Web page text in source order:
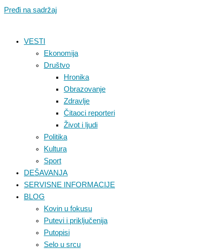
Pređi na sadržaj
VESTI
Ekonomija
Društvo
Hronika
Obrazovanje
Zdravlje
Čitaoci reporteri
Život i ljudi
Politika
Kultura
Sport
DEŠAVANJA
SERVISNE INFORMACIJE
BLOG
Kovin u fokusu
Putevi i priključenija
Putopisi
Selo u srcu